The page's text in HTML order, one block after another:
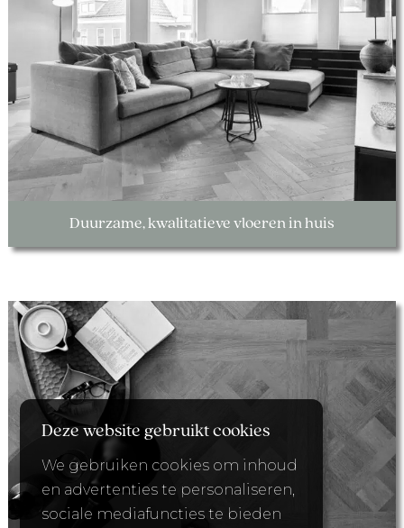
Duurzame, kwalitatieve vloeren in huis
Deze website gebruikt cookies
We gebruiken cookies om inhoud
en advertenties te personaliseren,
sociale mediafuncties te bieden